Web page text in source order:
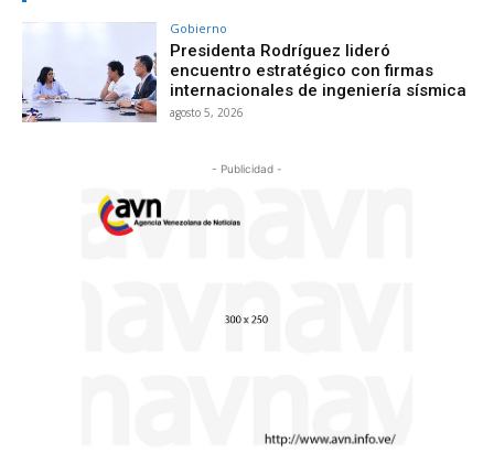
Gobierno
Presidenta Rodríguez lideró
encuentro estratégico con firmas
internacionales de ingeniería sísmica
agosto 5, 2026
- Publicidad -